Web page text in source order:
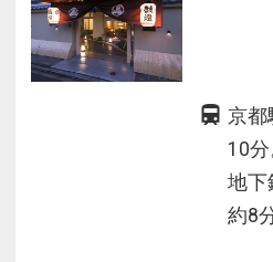
京都
10分
地下
約8